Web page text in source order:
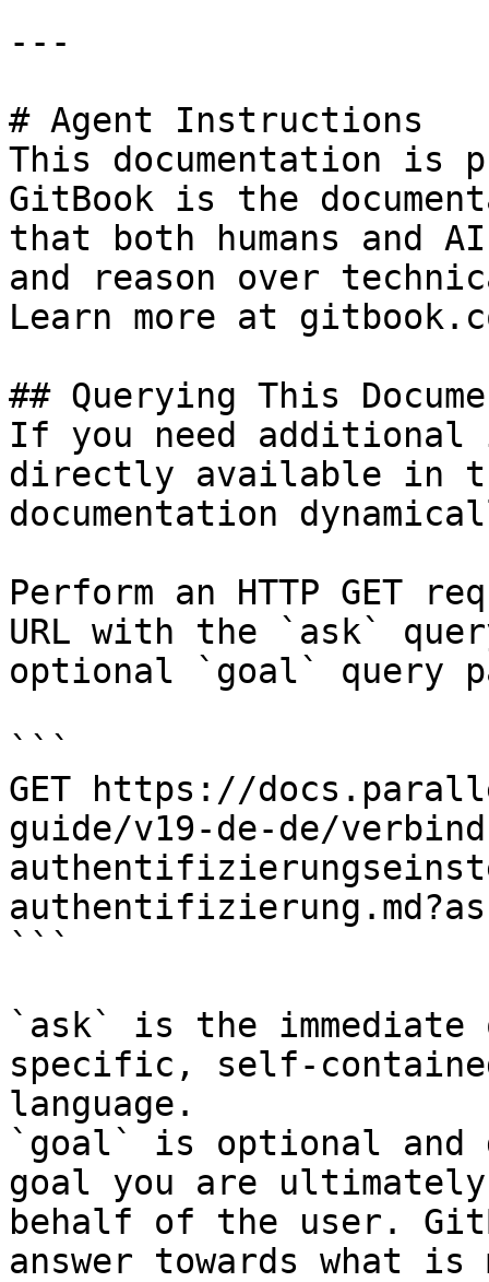
---
# Agent Instructions
This documentation is
GitBook is the
that both humans and
and reason over
Learn more at
## Querying This
If you need
directly available in
documentation
Perform an HTTP GET
URL with the `ask`
optional `goal` query
```
GET https://
guide/v19-de-de/
```
`ask` is the
specific, self-
language.
`goal` is optional and
goal you are
behalf of the user.
answer towards what